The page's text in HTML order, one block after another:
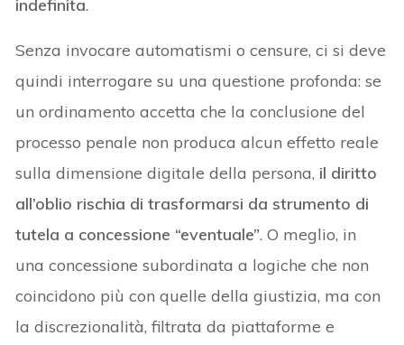
indefinita.
Senza invocare automatismi o censure, ci si deve
quindi interrogare su una questione profonda: se
un ordinamento accetta che la conclusione del
processo penale non produca alcun effetto reale
sulla dimensione digitale della persona, il diritto
all’oblio rischia di trasformarsi da strumento di
tutela a concessione “eventuale”. O meglio, in
una concessione subordinata a logiche che non
coincidono più con quelle della giustizia, ma con
la discrezionalità, filtrata da piattaforme e